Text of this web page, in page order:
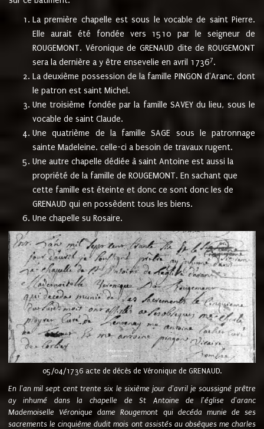
La première chapelle est sous le vocable de saint Pierre.
Elle aurait été fondée vers 1510 par le seigneur de
ROUGEMONT. Véronique de GRENAUD dite de ROUGEMONT
sera la dernière a y être ensevelie en avril 17367.
La deuxième possession de la famille PINGON d'Aranc, dont
le patron est saint Michel.
Une troisième fondée par la famille SAVEY du lieu, sous le
vocable de saint Claude.
Une quatrième de la famille SAGE sous le patronnage
sainte Madeleine. celle-ci a besoin de travaux rugent.
Une autre chapelle dédiée à saint Antoine est aussi la
propriété de la famille de ROUGEMONT. En sachant que
cette famille est éteinte et donc ce sont donc les de
GRENAUD qui en possèdent tous les biens.
Une chapelle su Rosaire.
05/04/1736 acte de décès de Véronique de GRENAUD.
En l'an mil sept cent trente six le sixième jour d'avril je soussigné prêtre
ay inhumé dans la chapelle de St Antoine de l'église d'aranc
Mademoiselle Véronique dame Rougemont qui decéda munie de ses
sacrements le cinquième dudit mois ont assistés au obsèques me charles